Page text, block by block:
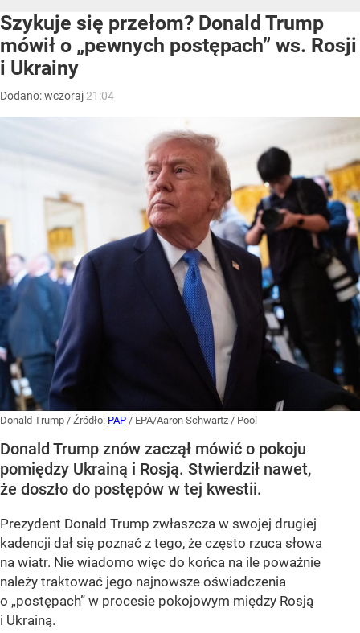
Szykuje się przełom? Donald Trump
mówił o „pewnych postępach” ws. Rosji
i Ukrainy
Dodano:wczoraj 21:04
Donald Trump / Źródło: PAP / EPA/Aaron Schwartz / Pool
Donald Trump znów zaczął mówić o pokoju
pomiędzy Ukrainą i Rosją. Stwierdził nawet,
że doszło do postępów w tej kwestii.
Prezydent Donald Trump zwłaszcza w swojej drugiej
kadencji dał się poznać z tego, że często rzuca słowa
na wiatr. Nie wiadomo więc do końca na ile poważnie
należy traktować jego najnowsze oświadczenia
o „postępach” w procesie pokojowym między Rosją
i Ukrainą.